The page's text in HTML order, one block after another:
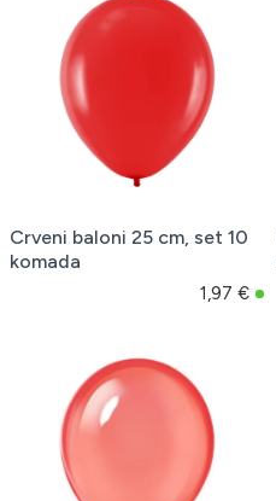
Crveni baloni 25 cm, set 10
komada
1,97 €